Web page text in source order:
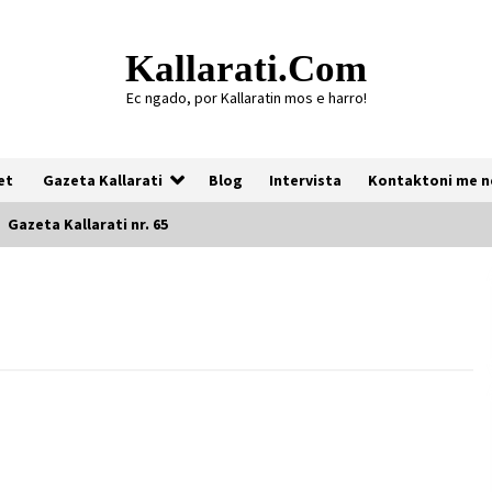
Kallarati.com
Ec ngado, por Kallaratin mos e harro!
Gazeta Kallarati Blog Intervista Kontaktoni me
Gazeta Kallarati nr. 65